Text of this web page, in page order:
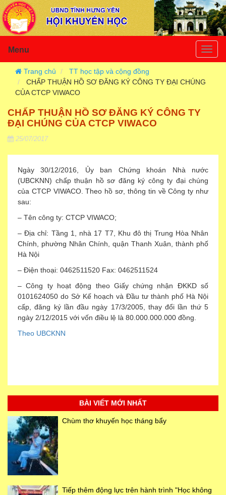
Menu
Trang chủ
TT học tập và cộng đồng
CHẤP THUẬN HỒ SƠ ĐĂNG KÝ CÔNG TY ĐẠI CHÚNG
CỦA CTCP VIWACO
CHẤP THUẬN HỒ SƠ ĐĂNG KÝ CÔNG TY
ĐẠI CHÚNG CỦA CTCP VIWACO
25/07/2017
Ngày 30/12/2016, Ủy ban Chứng khoán Nhà nước
(UBCKNN) chấp thuận hồ sơ đăng ký công ty đại chúng
của CTCP VIWACO. Theo hồ sơ, thông tin về Công ty như
sau:
– Tên công ty: CTCP VIWACO;
– Địa chỉ: Tầng 1, nhà 17 T7, Khu đô thị Trung Hòa Nhân
Chính, phường Nhân Chính, quận Thanh Xuân, thành phố
Hà Nội
– Điện thoại: 0462511520 Fax: 0462511524
– Công ty hoạt động theo Giấy chứng nhận ĐKKD số
0101624050 do Sở Kế hoạch và Đầu tư thành phố Hà Nội
cấp, đăng ký lần đầu ngày 17/3/2005, thay đổi lần thứ 5
ngày 2/12/2015 với vốn điều lệ là 80.000.000.000 đồng.
Theo UBCKNN
BÀI VIẾT MỚI NHẤT
Chùm thơ khuyến học tháng bẩy
Tiếp thêm động lực trên hành trình "Học không